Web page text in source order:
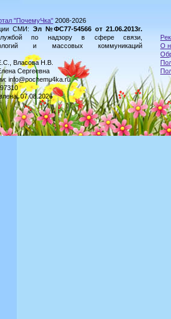
"ПочемуЧка" 2008-2026
СМИ: Эл №ФС77-54566 от 21.06.2013г.
по надзору в сфере связи,
и массовых коммуникаций
Власова Н.В.
Сергеевна
info@pochemu4ka.ru
07.08.2026
О